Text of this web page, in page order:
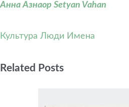
Анна Азнаор Setyan Vahan
Культура Люди Имена
Related Posts